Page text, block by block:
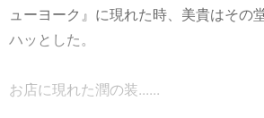
ューヨーク』に現れた時、美貴はその
ハッとした。
お店に現れた潤の装......